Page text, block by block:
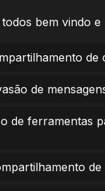
todos bem vindo e
de
de
de ferramentas